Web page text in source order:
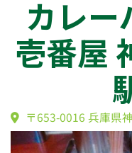
カレ
壱番屋
〒653-0016 兵庫